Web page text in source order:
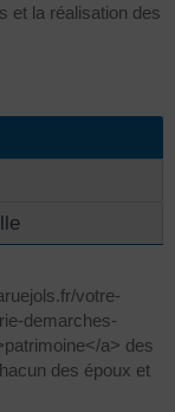
et la réalisation des
votre-
demarches-
a> des
des époux et